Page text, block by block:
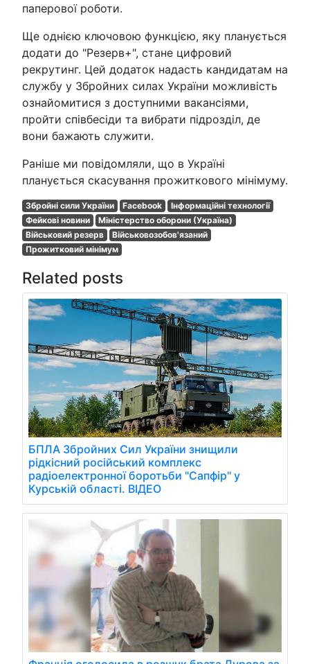
паперової роботи.
Ще однією ключовою функцією, яку планується
додати до "Резерв+", стане цифровий
рекрутинг. Цей додаток надасть кандидатам на
службу у Збройних силах України можливість
ознайомитися з доступними вакансіями,
пройти співбесіди та вибрати підрозділ, де
вони бажають служити.
Раніше ми повідомляли, що в Україні
планується скасування прожиткового мінімуму.
Збройні сили України Facebook
Інформаційні технології
Фейкові новини
Міністерство оборони (Україна)
Військовий резерв
Військовозобов'язаний
Прожитковий мінімум
Related posts
БПЛА Збройних Сил України знищили
рідкісний російський комплекс
радіоелектронної боротьби "Сапфір" у
Курській області. ВІДЕО